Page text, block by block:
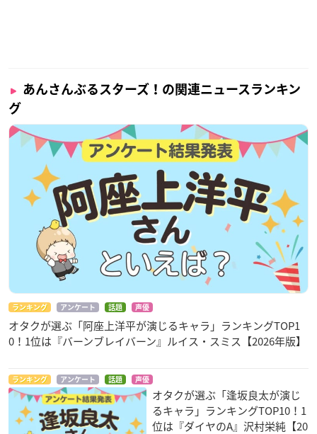
あんさんぶるスターズ！の関連ニュースランキン
グ
ランキング アンケート 話題 声優
オタクが選ぶ「阿座上洋平が演じるキャラ」ランキングTOP1
0！1位は『バーンブレイバーン』ルイス・スミス【2026年版】
ランキング アンケート 話題 声優
オタクが選ぶ「逢坂良太が演じ
るキャラ」ランキングTOP10！1
位は『ダイヤのA』沢村栄純【20